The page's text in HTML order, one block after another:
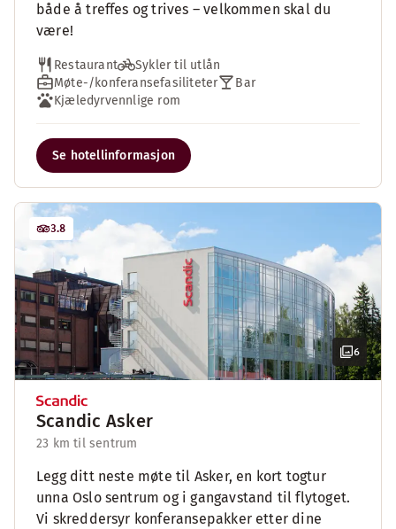
både å treffes og trives – velkommen skal du
være!
Restaurant
Sykler til utlån
Møte-/konferansefasiliteter
Bar
Kjæledyrvennlige rom
Se hotellinformasjon
6
3.8
Scandic Asker
23 km til sentrum
Legg ditt neste møte til Asker, en kort togtur
unna Oslo sentrum og i gangavstand til flytoget.
Vi skreddersyr konferansepakker etter dine